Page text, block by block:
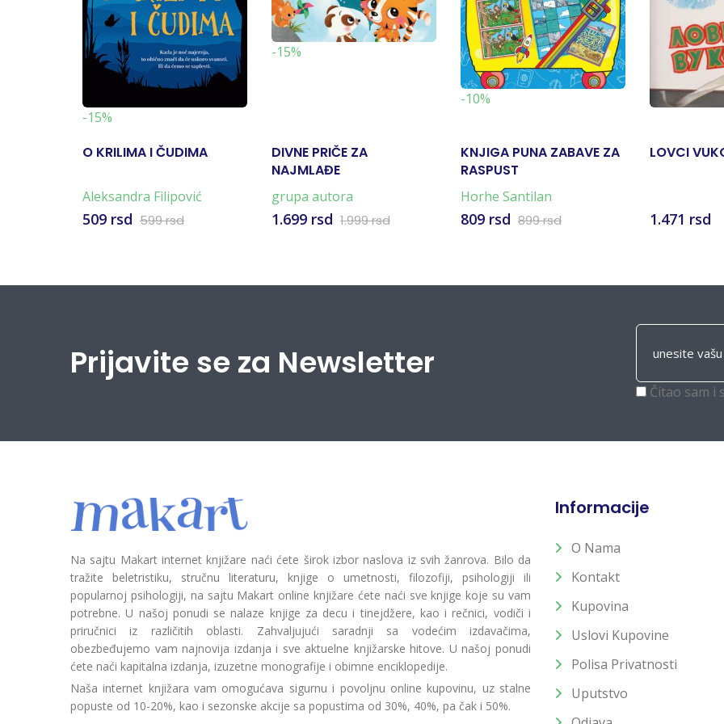
-15%
O KRILIMA I ČUDIMA
Aleksandra Filipović
509 rsd 599 rsd
-15%
DIVNE PRIČE ZA
NAJMLAĐE
grupa autora
1.699 rsd 1.999 rsd
-10%
KNJIGA PUNA ZABAVE ZA
RASPUST
Horhe Santilan
809 rsd 899 rsd
LOVCI
1.471 rsd
Prijavite se za Newsletter
Čitao sam i
Na sajtu Makart internet knjižare naći ćete širok izbor naslova iz svih žanrova. Bilo da
tražite beletristiku, stručnu literaturu, knjige o umetnosti, filozofiji, psihologiji ili
popularnoj psihologiji, na sajtu Makart online knjižare ćete naći sve knjige koje su vam
potrebne. U našoj ponudi se nalaze knjige za decu i tinejdžere, kao i rečnici, vodiči i
priručnici iz različitih oblasti. Zahvaljujući saradnji sa vodećim izdavačima,
obezbeđujemo vam najnovija izdanja i sve aktuelne knjižarske hitove. U našoj ponudi
ćete naći kapitalna izdanja, izuzetne monografije i obimne enciklopedije.
Naša internet knjižara vam omogućava sigurnu i povoljnu online kupovinu, uz stalne
popuste od 10-20%, kao i sezonske akcije sa popustima od 30%, 40%, pa čak i 50%.
Informacije
O Nama
Kontakt
Kupovina
Uslovi Kupovine
Polisa Privatnosti
Uputstvo